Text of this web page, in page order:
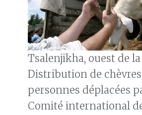
Tsalenjikha, ouest de
Distribution de
personnes déplacées
Comité international